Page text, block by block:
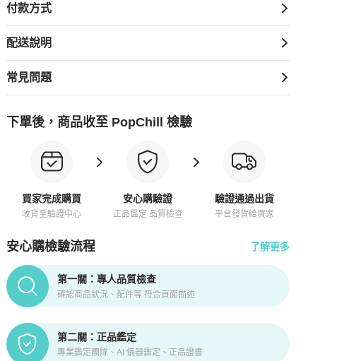
付款方式
配送說明
常見問題
下單後，商品收至 PopChill 檢驗
買家完成購買
收貨至驗證中心
安心購驗證
正品鑑定 品質檢查
驗證通過出貨
平台發貨給買家
安心購檢驗流程 了解更多
PopChill拍拍圈正品驗證、安心購檢驗流程介紹
第一關：專人品質檢查
確認商品狀況、配件等 符合頁面描述
第二關：正品鑑定
專業鑑定團隊、AI 儀器鑑定、正品證書